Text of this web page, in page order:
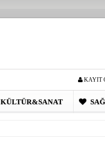
KAYIT
KÜLTÜR&SANAT